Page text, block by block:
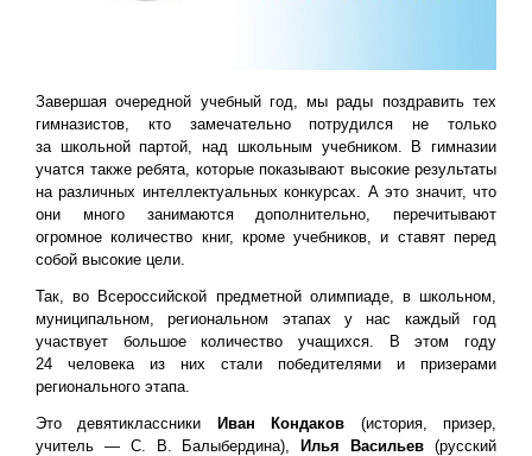
Завершая очередной учебный год, мы рады поздравить тех
гимназистов, кто замечательно потрудился не только
за школьной партой, над школьным учебником. В гимназии
учатся также ребята, которые показывают высокие результаты
на различных интеллектуальных конкурсах. А это значит, что
они много занимаются дополнительно, перечитывают
огромное количество книг, кроме учебников, и ставят перед
собой высокие цели.
Так, во Всероссийской предметной олимпиаде, в школьном,
муниципальном, региональном этапах у нас каждый год
участвует большое количество учащихся. В этом году
24 человека из них стали победителями и призерами
регионального этапа.
Это девятиклассники Иван Кондаков (история, призер,
учитель — С. В. Балыбердина),
Илья Васильев (русский